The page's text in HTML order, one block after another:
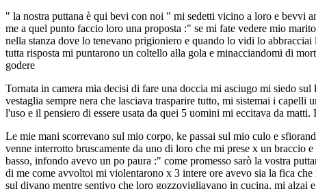
" la nostra puttana è qui bevi con noi " mi sedetti vicino a loro e bevvi
me a quel punto faccio loro una proposta :" se mi fate vedere mio
nella stanza dove lo tenevano prigioniero e quando lo vidi lo
tutta risposta mi puntarono un coltello alla gola e minacciandomi di
godere
Tornata in camera mia decisi di fare una doccia mi asciugo mi siedo
vestaglia sempre nera che lasciava trasparire tutto, mi sistemai i
l'uso e il pensiero di essere usata da quei 5 uomini mi eccitava da
Le mie mani scorrevano sul mio corpo, ke passai sul mio culo e
venne interrotto bruscamente da uno di loro che mi prese x un
basso, infondo avevo un po paura :" come promesso sarò la vostra
di me come avvoltoi mi violentarono x 3 intere ore avevo sia la fica
sul divano mentre sentivo che loro gozzovigliavano in cucina, mi alzai